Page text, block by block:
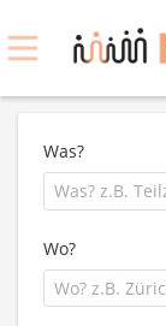
Was?
Wo?